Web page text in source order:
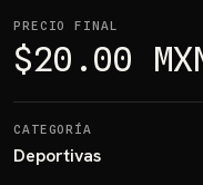
PRECIO FINAL
$20.00
CATEGORÍA
Deportivas